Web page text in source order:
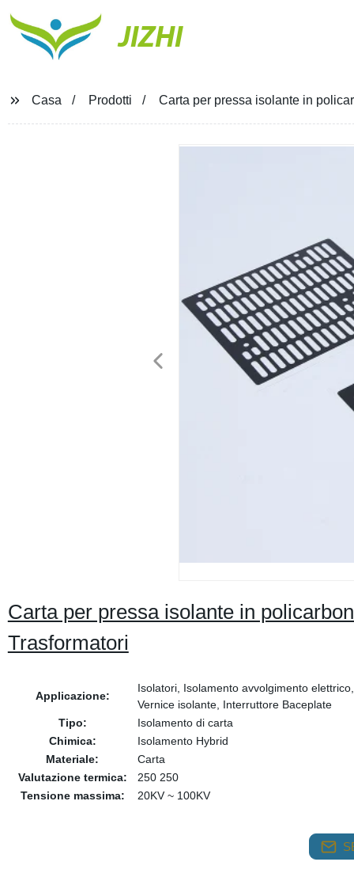
JIZHI
Casa Prodotti Carta per pressa isolante in
Carta per pressa isolante in
Trasformatori
Applicazione:
Isolatori, Isolamento avvolgimento
Vernice isolante, Interruttore Baceplate
Tipo:
Isolamento di carta
Chimica:
Isolamento Hybrid
Materiale:
Carta
Valutazione termica:
250 250
Tensione massima:
20KV ~ 100KV